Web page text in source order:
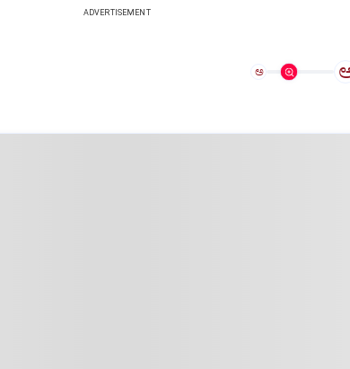
ADVERTISEMENT
ಅ